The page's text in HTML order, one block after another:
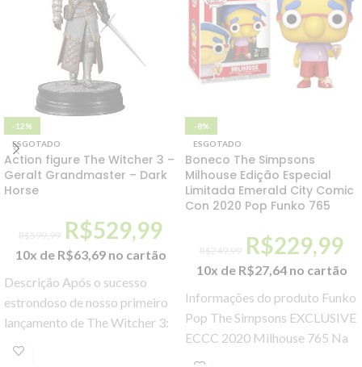
-12%
ESGOTADO
Action figure The Witcher 3 –
Geralt Grandmaster – Dark
Horse
R$599,99 R$529,99
10x de R$63,69 no cartão
Descrição Após o sucesso
estrondoso de nosso primeiro
lançamento de The Witcher 3:
Wild Hunt de Geralt, Triss, Ciri,
-8%
ESGOTADO
Boneco The Simpsons
Milhouse Edição Especial
Limitada Emerald City Comic
Con 2020 Pop Funko 765
R$249,99 R$229,99
10x de R$27,64 no cartão
Informações do produto Funko
Pop The Simpsons EXCLUSIVE
ECCC 2020 Milhouse 765 Na
coleção POP!, a FUNKO